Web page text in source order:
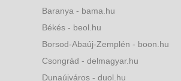
Baranya - bama.hu
Békés - beol.hu
Borsod-Abaúj-Zemplén - boon.hu
Csongrád - delmagyar.hu
Dunaújváros - duol.hu